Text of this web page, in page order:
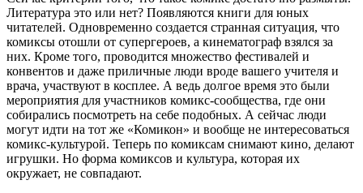
Литература это или нет? Появляются книги для юных
читателей. Одновременно создается странная ситуация, что
комиксы отошли от супергероев, а кинематограф взялся за
них. Кроме того, проводится множество фестивалей и
конвентов и даже приличные люди вроде вашего учителя и
врача, участвуют в косплее. А ведь долгое время это были
мероприятия для участников комикс-сообщества, где они
собирались посмотреть на себе подобных. А сейчас люди
могут идти на тот же «Комикон» и вообще не интересоваться
комикс-культурой. Теперь по комиксам снимают кино, делают
игрушки. Но форма комиксов и культура, которая их
окружает, не совпадают.